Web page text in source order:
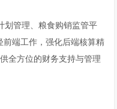
划管理、粮食购销监管平
前端工作，强化后端核算精
全方位的财务支持与管理